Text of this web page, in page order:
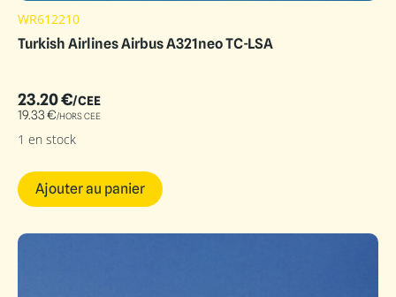
WR612210
Turkish Airlines Airbus A321neo TC-LSA
23.20€/CEE
19.33€/HORS CEE
1 en stock
Ajouter au panier